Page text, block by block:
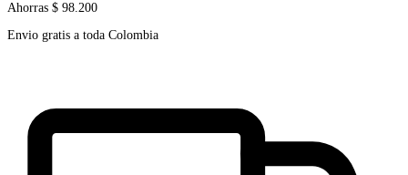
Ahorras $ 98.200
Envio gratis a toda Colombia